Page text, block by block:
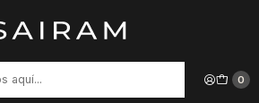
0
ODYSSEY CANDEE SPECIAL EDITION
SPRAY 200 ML